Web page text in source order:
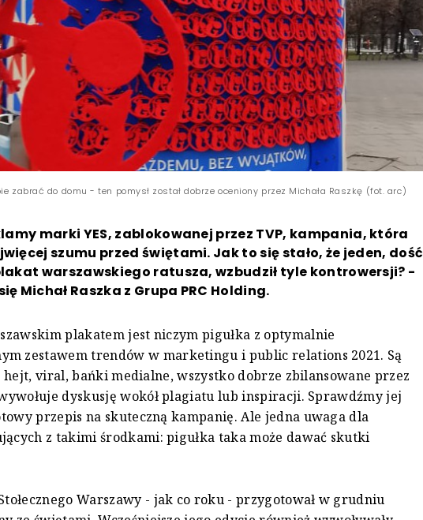
zabrać do domu - ten pomysł został dobrze oceniony przez Michała Raszkę (fot. arc)
marki YES, zablokowanej przez TVP, kampania, która
szumu przed świętami. Jak to się stało, że jeden, dość
warszawskiego ratusza, wzbudził tyle kontrowersji? -
Michał Raszka z Grupa PRC Holding.
plakatem jest niczym pigułka z optymalnie
zestawem trendów w marketingu i public relations 2021. Są
viral, bańki medialne, wszystko dobrze zbilansowane przez
dyskusję wokół plagiatu lub inspiracji. Sprawdźmy jej
przepis na skuteczną kampanię. Ale jedna uwaga dla
z takimi środkami: pigułka taka może dawać skutki
Warszawy - jak co roku - przygotował w grudniu